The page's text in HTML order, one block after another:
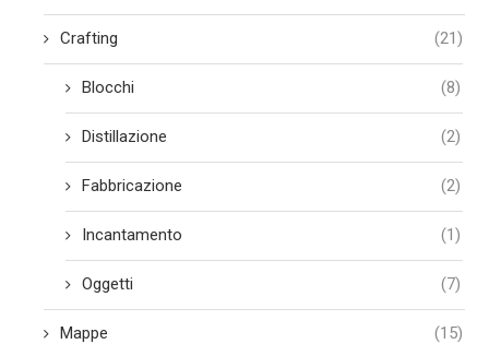
Crafting (21)
Blocchi (8)
Distillazione (2)
Fabbricazione (2)
Incantamento (1)
Oggetti (7)
Mappe (15)